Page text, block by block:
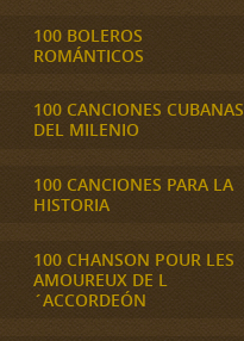
100 BOLEROS
ROMÁNTICOS
100 CANCIONES CUBANAS
DEL MILENIO
100 CANCIONES PARA LA
HISTORIA
100 CHANSON POUR LES
AMOUREUX DE L
´ACCORDEÓN